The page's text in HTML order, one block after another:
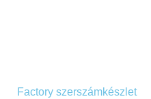
Factory szerszámkészlet